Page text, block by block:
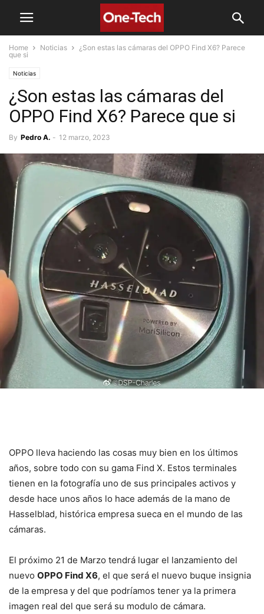
Home Noticias
¿Son estas las cámaras del OPPO Find X6? Parece
que si
Noticias
¿Son estas las cámaras del
OPPO Find X6? Parece que si
By Pedro A. - 12 marzo, 2023
OPPO lleva haciendo las cosas muy bien en los últimos
años, sobre todo con su gama Find X. Estos terminales
tienen en la fotografía uno de sus principales activos y
desde hace unos años lo hace además de la mano de
Hasselblad, histórica empresa sueca en el mundo de las
cámaras.
El próximo 21 de Marzo tendrá lugar el lanzamiento del
nuevo OPPO Find X6, el que será el nuevo buque insignia
de la empresa y del que podríamos tener ya la primera
imagen real del que será su modulo de cámara.